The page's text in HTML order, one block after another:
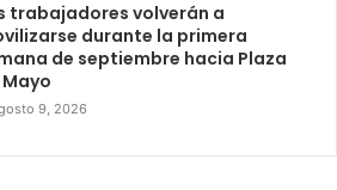
trabajadores volverán a
durante la primera
de septiembre hacia Plaza
9, 2026